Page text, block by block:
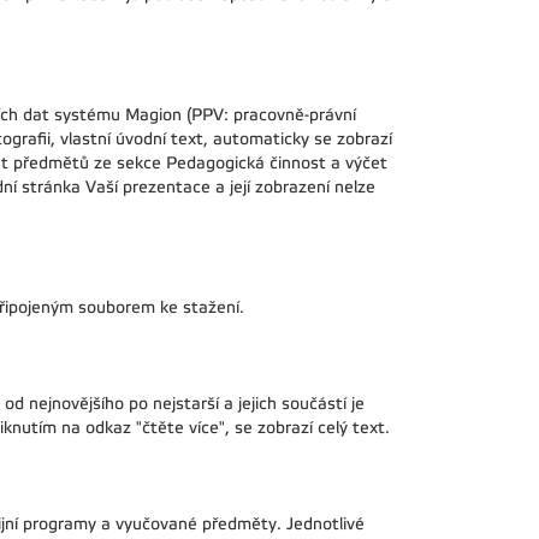
dat systému Magion (PPV: pracovně-právní
vlastní úvodní text, automaticky se zobrazí
ze sekce Pedagogická činnost a výčet
stránka Vaší prezentace a její zobrazení nelze
souborem ke stažení.
nejnovějšího po nejstarší a jejich součástí je
na odkaz "čtěte více", se zobrazí celý text.
programy a vyučované předměty. Jednotlivé